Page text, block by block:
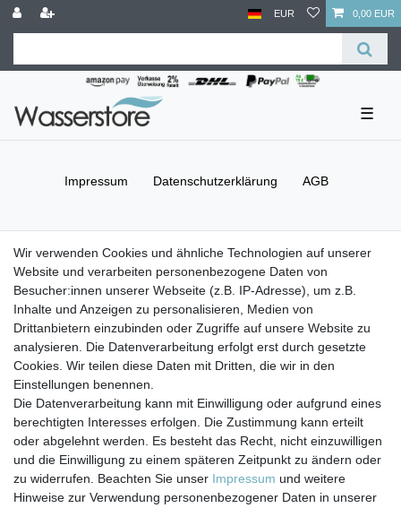
EUR 0,00 EUR
☰
Impressum Daten­schutz­erklärung AGB
Vertrag widerrufen Kontakt
Versand- & Zahlungsbedingungen
© Copyright 2026 | Alle Rechte vorbehalten.
Wir verwenden Cookies und ähnliche Technologien auf unserer
Website und verarbeiten personenbezogene Daten von
Besucher:innen unserer Webseite (z.B. IP-Adresse), um z.B.
Inhalte und Anzeigen zu personalisieren, Medien von
Drittanbietern einzubinden oder Zugriffe auf unsere Website zu
analysieren. Die Datenverarbeitung erfolgt erst durch gesetzte
Cookies. Wir teilen diese Daten mit Dritten, die wir in den
Einstellungen benennen.
Die Datenverarbeitung kann mit Einwilligung oder aufgrund eines
berechtigten Interesses erfolgen. Die Zustimmung kann erteilt
oder abgelehnt werden. Es besteht das Recht, nicht einzuwilligen
und die Einwilligung zu einem späteren Zeitpunkt zu ändern oder
zu widerrufen. Beachten Sie unser Impressum und weitere
Hinweise zur Verwendung personenbezogener Daten in unserer